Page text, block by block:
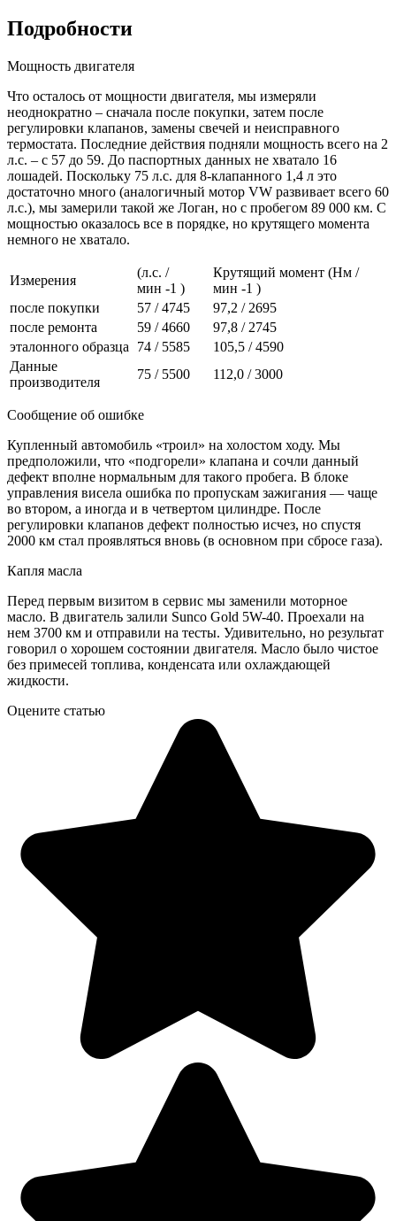
Подробности
Мощность двигателя
Что осталось от мощности двигателя, мы измеряли
неоднократно – сначала после покупки, затем после
регулировки клапанов, замены свечей и неисправного
термостата. Последние действия подняли мощность всего на 2
л.с. – с 57 до 59. До паспортных данных не хватало 16
лошадей. Поскольку 75 л.с. для 8-клапанного 1,4 л это
достаточно много (аналогичный мотор VW развивает всего 60
л.с.), мы замерили такой же Логан, но с пробегом 89 000 км. С
мощностью оказалось все в порядке, но крутящего момента
немного не хватало.
Измерения
(л.с. /
мин -1 )
Крутящий момент (Нм /
мин -1 )
после покупки
57 / 4745
97,2 / 2695
после ремонта
59 / 4660
97,8 / 2745
эталонного образца
74 / 5585
105,5 / 4590
Данные
производителя
75 / 5500 112,0 / 3000
Сообщение об ошибке
Купленный автомобиль «троил» на холостом ходу. Мы
предположили, что «подгорели» клапана и сочли данный
дефект вполне нормальным для такого пробега. В блоке
управления висела ошибка по пропускам зажигания — чаще
во втором, а иногда и в четвертом цилиндре. После
регулировки клапанов дефект полностью исчез, но спустя
2000 км стал проявляться вновь (в основном при сбросе газа).
Капля масла
Перед первым визитом в сервис мы заменили моторное
масло. В двигатель залили Sunco Gold 5W-40. Проехали на
нем 3700 км и отправили на тесты. Удивительно, но результат
говорил о хорошем состоянии двигателя. Масло было чистое
без примесей топлива, конденсата или охлаждающей
жидкости.
Оцените статью